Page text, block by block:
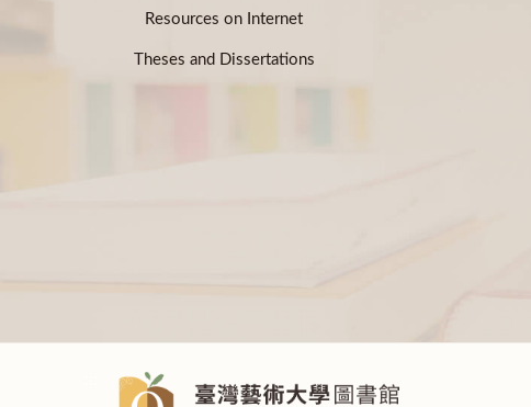
Resources on Internet
Theses and Dissertations